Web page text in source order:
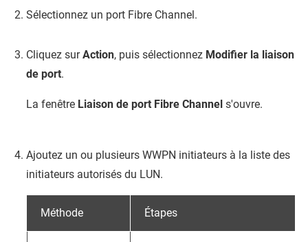
Sélectionnez un port Fibre Channel.
Cliquez surAction, puis sélectionnez Modifier la liaison
de port.
La fenêtre Liaison de port Fibre Channel s'ouvre.
Ajoutez un ou plusieurs WWPN initiateurs à la liste des
initiateurs autorisés du LUN.
Méthode Étapes